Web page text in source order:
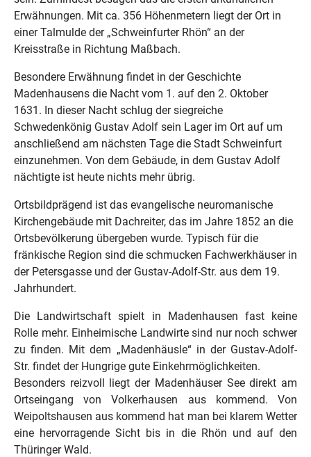
Erwähnungen. Mit ca. 356 Höhenmetern liegt der Ort in
einer Talmulde der „Schweinfurter Rhön“ an der
Kreisstraße in Richtung Maßbach.
Besondere Erwähnung findet in der Geschichte
Madenhausens die Nacht vom 1. auf den 2. Oktober
1631. In dieser Nacht schlug der siegreiche
Schwedenkönig Gustav Adolf sein Lager im Ort auf um
anschließend am nächsten Tage die Stadt Schweinfurt
einzunehmen. Von dem Gebäude, in dem Gustav Adolf
nächtigte ist heute nichts mehr übrig.
Ortsbildprägend ist das evangelische neuromanische
Kirchengebäude mit Dachreiter, das im Jahre 1852 an die
Ortsbevölkerung übergeben wurde. Typisch für die
fränkische Region sind die schmucken Fachwerkhäuser in
der Petersgasse und der Gustav-Adolf-Str. aus dem 19.
Jahrhundert.
Die Landwirtschaft spielt in Madenhausen fast keine
Rolle mehr. Einheimische Landwirte sind nur noch schwer
zu finden. Mit dem „Madenhäusle“ in der Gustav-Adolf-
Str. findet der Hungrige gute Einkehrmöglichkeiten.
Besonders reizvoll liegt der Madenhäuser See direkt am
Ortseingang von Volkerhausen aus kommend. Von
Weipoltshausen aus kommend hat man bei klarem Wetter
eine hervorragende Sicht bis in die Rhön und auf den
Thüringer Wald.